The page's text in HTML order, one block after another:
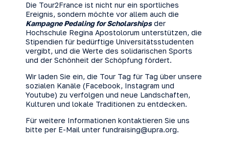
Die Tour2France ist nicht nur ein sportliches
Ereignis, sondern möchte vor allem auch die
Kampagne Pedaling for Scholarshipsder
Hochschule Regina Apostolorum unterstützen, die
Stipendien für bedürftige Universitätsstudenten
vergibt, und die Werte des solidarischen Sports
und der Schönheit der Schöpfung fördert.
Wir laden Sie ein, die Tour Tag für Tag über unsere
sozialen Kanäle (Facebook, Instagram und
Youtube) zu verfolgen und neue Landschaften,
Kulturen und lokale Traditionen zu entdecken.
Für weitere Informationen kontaktieren Sie uns
bitte per E-Mail unter fundraising@upra.org.